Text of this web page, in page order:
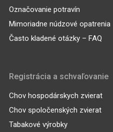
Označovanie potravín
Mimoriadne núdzové opatrenia
Často kladené otázky – FAQ
Registrácia a schvaľovanie
Chov hospodárskych zvierat
Chov spoločenských zvierat
Tabakové výrobky